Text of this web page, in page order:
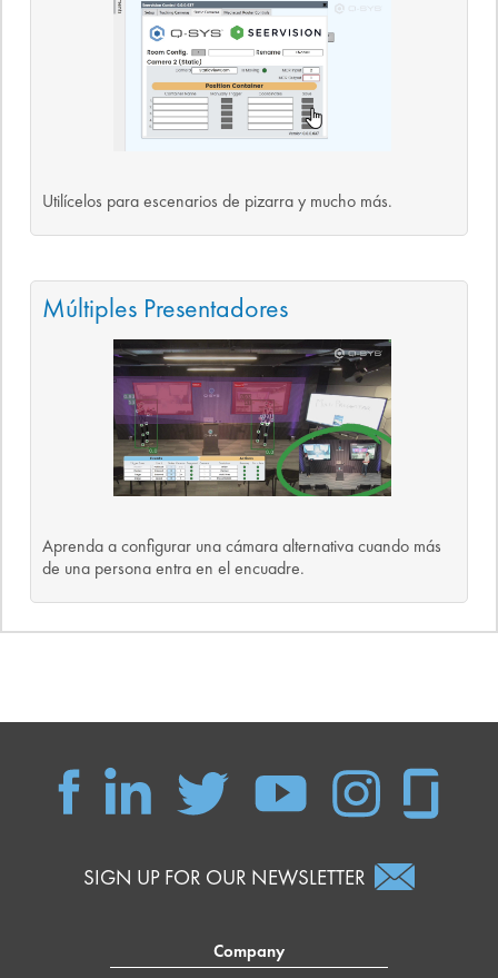
Utilícelos para escenarios de pizarra y mucho más.
Múltiples Presentadores
Aprenda a configurar una cámara alternativa cuando más
de una persona entra en el encuadre.
SIGN UP FOR OUR NEWSLETTER
Company